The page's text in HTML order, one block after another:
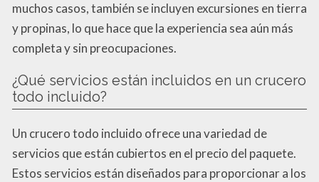
muchos casos, también se incluyen excursiones en tierra
y propinas, lo que hace que la experiencia sea aún más
completa y sin preocupaciones.
¿Qué servicios están incluidos en un crucero
todo incluido?
Un crucero todo incluido ofrece una variedad de
servicios que están cubiertos en el precio del paquete.
Estos servicios están diseñados para proporcionar a los